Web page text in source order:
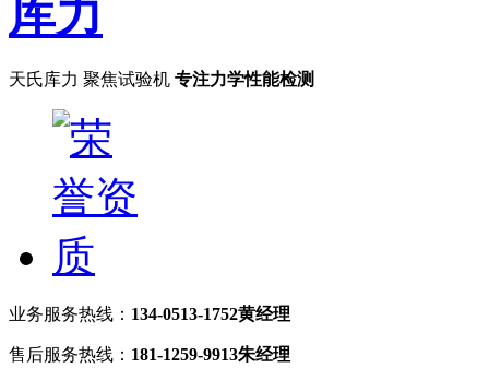
天氏库力 聚焦试验机 专注力学性能检测
业务服务热线： 134-0513-1752黄经理
售后服务热线： 181-1259-9913朱经理